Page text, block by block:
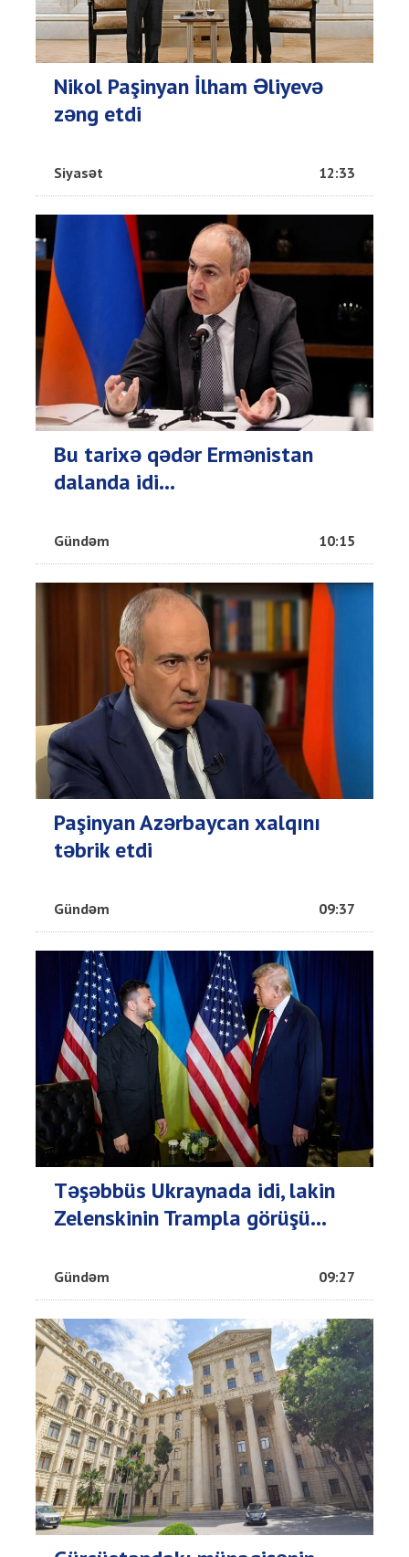
Nikol Paşinyan İlham Əliyevə
zəng etdi
Siyasət 12:33
Bu tarixə qədər Ermənistan
dalanda idi...
Gündəm 10:15
Paşinyan Azərbaycan xalqını
təbrik etdi
Gündəm 09:37
Təşəbbüs Ukraynada idi, lakin
Zelenskinin Trampla görüşü...
Gündəm 09:27